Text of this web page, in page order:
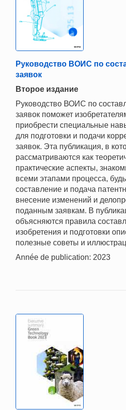
Руководство ВОИС по
заявок
Второе издание
Руководство ВОИС по
заявок поможет
приобрести специальные
для подготовки и подачи
заявок. Эта публикация, в
рассматриваются как
практические аспекты,
всеми этапами процесса,
составление и подача
внесение изменений и
поданным заявкам. В
объясняются правила
изобретения и подготовки
полезные советы и
Année de publication: 2023